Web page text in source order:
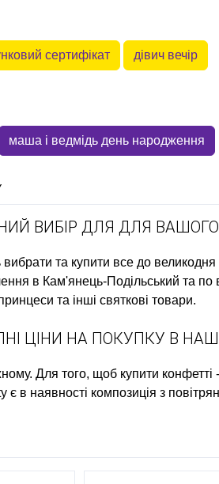
сертифікат дівич вечір
маша і ведмідь день народження
ВИБІР ДЛЯ ДЛЯ
та купити все до великодня
в Кам'янець-Подільський та по
та інші святкові товари.
ЦІНИ НА ПОКУПКУ В
Для того, щоб купити конфетті
є в наявності композиція з